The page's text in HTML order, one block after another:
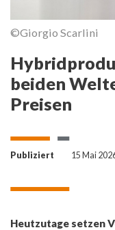
©Giorgio Scarlini
beiden
Preisen
Publiziert 15 Mai
Heutzutage setzen